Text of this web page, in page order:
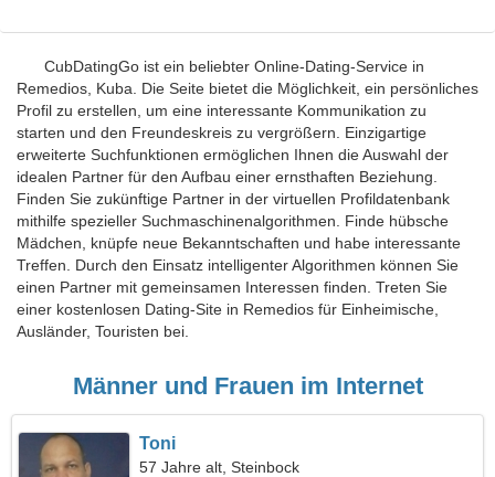
CubDatingGo ist ein beliebter Online-Dating-Service in
Remedios, Kuba. Die Seite bietet die Möglichkeit, ein persönliches
Profil zu erstellen, um eine interessante Kommunikation zu
starten und den Freundeskreis zu vergrößern. Einzigartige
erweiterte Suchfunktionen ermöglichen Ihnen die Auswahl der
idealen Partner für den Aufbau einer ernsthaften Beziehung.
Finden Sie zukünftige Partner in der virtuellen Profildatenbank
mithilfe spezieller Suchmaschinenalgorithmen. Finde hübsche
Mädchen, knüpfe neue Bekanntschaften und habe interessante
Treffen. Durch den Einsatz intelligenter Algorithmen können Sie
einen Partner mit gemeinsamen Interessen finden. Treten Sie
einer kostenlosen Dating-Site in Remedios für Einheimische,
Ausländer, Touristen bei.
Männer und Frauen im Internet
Toni
57 Jahre alt, Steinbock